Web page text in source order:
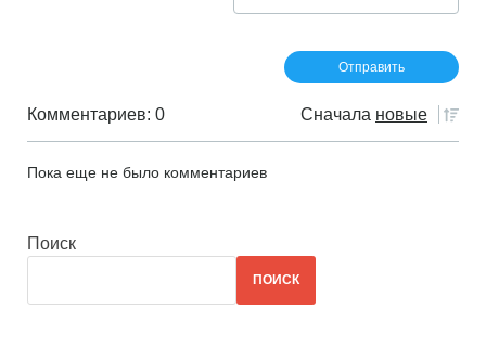
Комментариев: 0 Сначала новые
Пока еще не было комментариев
Поиск
ПОИСК